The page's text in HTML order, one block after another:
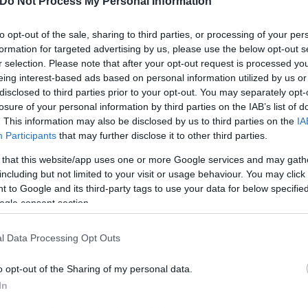
opt-out of the sale, sharing to third parties, or processing of your
for targeted advertising by us, please use the below opt-out
selection. Please note that after your opt-out request is processed
interest-based ads based on personal information utilized by us
to third parties prior to your opt-out. You may separately
of your personal information by third parties on the IAB’s list of
This information may also be disclosed by us to third parties on the
Participants that may further disclose it to other third parties.
that this website/app uses one or more Google services and may
but not limited to your visit or usage behaviour. You may
to Google and its third-party tags to use your data for below
consent section.
Data Processing Opt Outs
opt-out of the Sharing of my personal data.
το πρωί σε περιοχή με
Χριστόδουλος
Σκούντας